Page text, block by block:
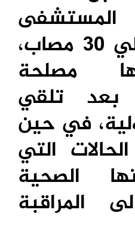
الاقليمي حوالي 30 مصاب،
مصلحة
بعد تلقي
في حين
التي
الصحية
المراقبة